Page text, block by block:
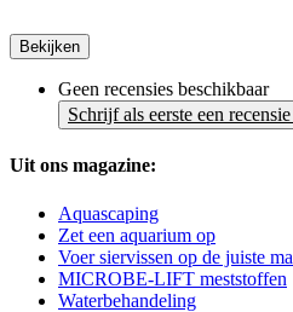
Bekijken
Geen recensies beschikbaar
Schrijf als eerste een
Uit ons magazine:
Aquascaping
Zet een aquarium op
Voer siervissen op de juiste
MICROBE-LIFT meststoffen
Waterbehandeling